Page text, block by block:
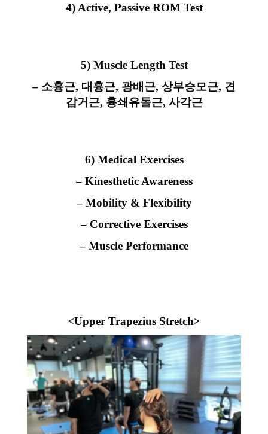
4) Active, Passive ROM Test
5) Muscle Length Test
– 소흉근, 대흉근, 광배근, 상부승모근, 견
갑거근, 흉쇄유돌근, 사각근
6) Medical Exercises
– Kinesthetic Awareness
– Mobility & Flexibility
– Corrective Exercises
– Muscle Performance
<Upper Trapezius Stretch>